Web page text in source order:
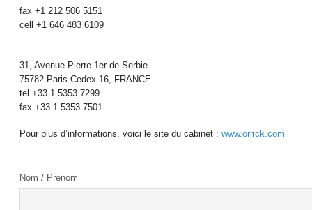
fax +1 212 506 5151
cell +1 646 483 6109
————————
31, Avenue Pierre 1er de Serbie
75782 Paris Cedex 16, FRANCE
tel +33 1 5353 7299
fax +33 1 5353 7501
Pour plus d’informations, voici le site du cabinet :www.orrick.com
Nom / Prénom